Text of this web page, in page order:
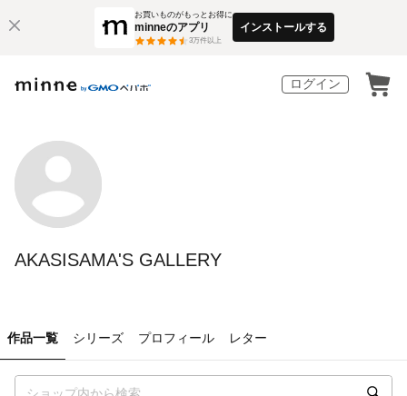
お買いものがもっとお得に
minneのアプリ
3万件以上
インストールする
ログイン
AKASISAMA'S GALLERY
作品一覧 シリーズ プロフィール レター